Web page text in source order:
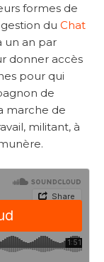
formes de
du Chat
un an par
donner accès
pour qui
de
marche de
militant, à